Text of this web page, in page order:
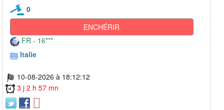
0
ENCHÉRIR
FR - 16***
Italie
10-08-2026 à 18:12:12
3 j 2 h 57 mn